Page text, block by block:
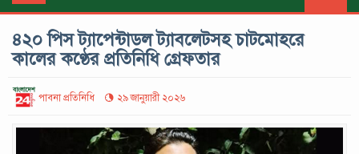
navigation
৪২০ পিস ট্যাপেন্টাডল ট্যাবলেটসহ চাটমোহরে
কালের কণ্ঠের প্রতিনিধি গ্রেফতার
পাবনা প্রতিনিধি ২৯ জানুয়ারী ২০২৬